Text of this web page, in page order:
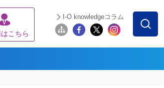
こちら
I-O knowledgeコラム